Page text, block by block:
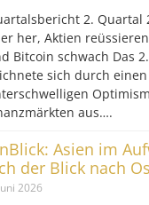
2. Quartal
her, Aktien
Bitcoin schwach Das
sich durch einen
aus….
Asien im
der Blick nach
2026